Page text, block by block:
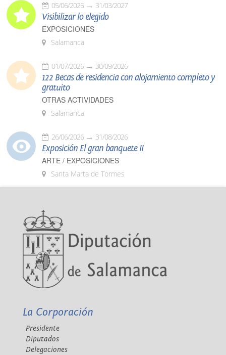
05/06/2026 31/03/2027
Visibilizar lo elegido
EXPOSICIONES
Salamanca
01/07/2026 30/09/2026
122 Becas de residencia con alojamiento completo y
gratuito
OTRAS ACTIVIDADES
Salamanca
26/06/2026 31/08/2026
Exposición El gran banquete II
ARTE / EXPOSICIONES
Santa Marta de Tormes
La Corporación
Presidente
Diputados
Delegaciones